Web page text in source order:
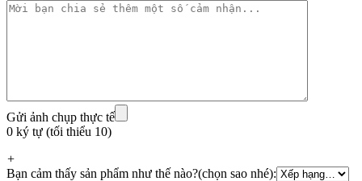
Gửi ảnh chụp thực tế
0 ký tự (tối thiểu 10)
+
Bạn cảm thấy sản phẩm như thế nào?(chọn sao nhé):